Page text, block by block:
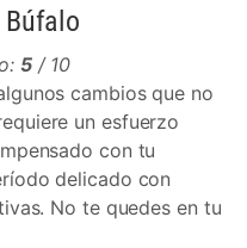
5/ 10
cambios que no
un esfuerzo
con tu
delicado con
No te quedes en tu